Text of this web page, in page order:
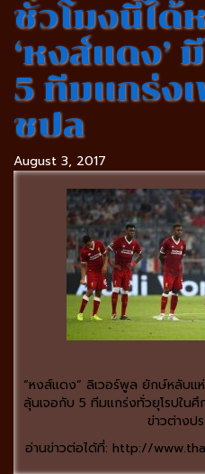
ชั่วโมงนี้ได้
‘หงส์แดง’
5 ทีมแกร่ง
ชปล
August 3, 2017
“หงส์แดง” ลิเวอร์พูล ยักษ์หลับ
ลุ้นเจอกับ 5 ทีมแกร่งทั่วยุโรปใน
ข่าวต่างป
อ่านข่าวต่อได้ที่: http://